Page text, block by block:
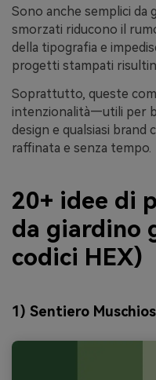
Sono anche semplici da
smorzati riducono il
della tipografia e
progetti stampati
Soprattutto, queste
intenzionalità—utili per
design e qualsiasi brand
raffinata e senza tempo.
20+ idee di
da giardino
codici HEX)
1) Sentiero